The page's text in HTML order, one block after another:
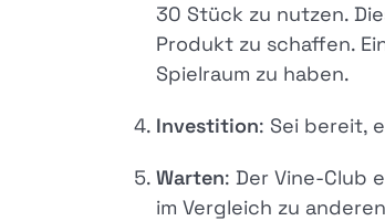
30 Stück zu nutzen.
Produkt zu schaffen.
Spielraum zu haben.
Investition: Sei bereit,
Warten: Der Vine-Club
im Vergleich zu